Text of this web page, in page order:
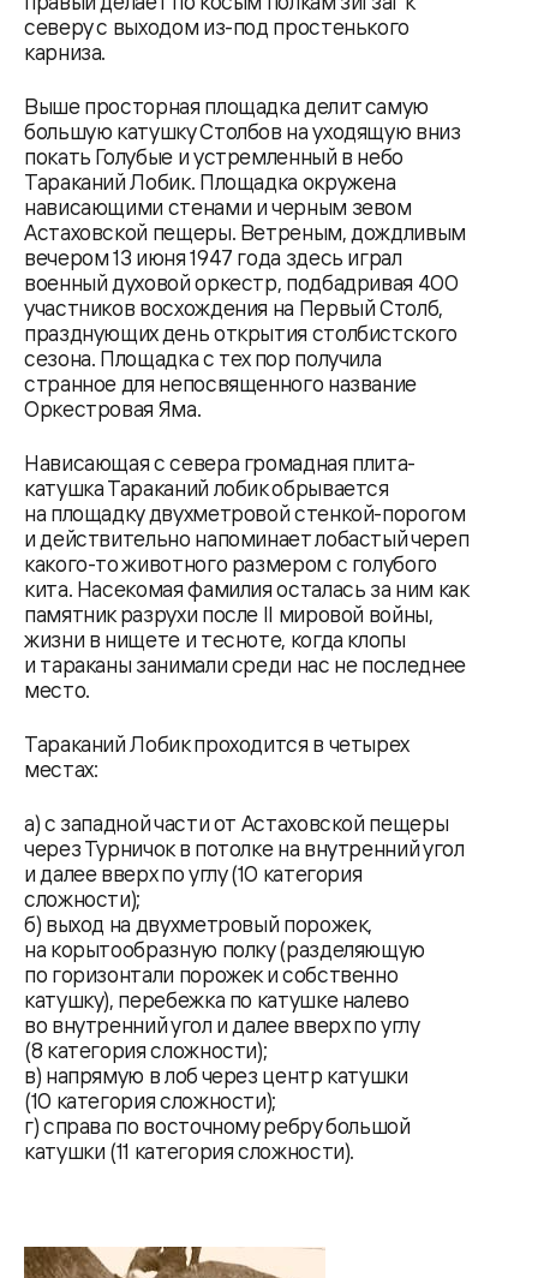
северу с выходом из-под простенького
карниза.
Выше просторная площадка делит самую
большую катушку Столбов на уходящую вниз
покать Голубые и устремленный в небо
Тараканий Лобик. Площадка окружена
нависающими стенами и черным зевом
Астаховской пещеры. Ветреным, дождливым
вечером 13 июня 1947 года здесь играл
военный духовой оркестр, подбадривая 400
участников восхождения на Первый Столб,
празднующих день открытия столбистского
сезона. Площадка с тех пор получила
странное для непосвященного название
Оркестровая Яма.
Нависающая с севера громадная плита-
катушка Тараканий лобик обрывается
на площадку двухметровой стенкой-порогом
и действительно напоминает лобастый череп
какого-то животного размером с голубого
кита. Насекомая фамилия осталась за ним как
памятник разрухи после II мировой войны,
жизни в нищете и тесноте, когда клопы
и тараканы занимали среди нас не последнее
место.
Тараканий Лобик проходится в четырех
местах:
а) с западной части от Астаховской пещеры
через Турничок в потолке на внутренний угол
и далее вверх по углу (10 категория
сложности);
б) выход на двухметровый порожек,
на корытообразную полку (разделяющую
по горизонтали порожек и собственно
катушку), перебежка по катушке налево
во внутренний угол и далее вверх по углу
(8 категория сложности);
в) напрямую в лоб через центр катушки
(10 категория сложности);
г) справа по восточному ребру большой
катушки (11 категория сложности).